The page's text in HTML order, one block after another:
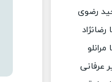
رضوی
رضانژاد
مرانلو
عرفانی